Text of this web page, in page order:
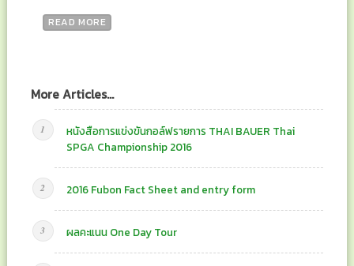
READ MORE
More Articles...
หนังสือการแข่งขันกอล์ฟรายการ THAI BAUER Thai
SPGA Championship 2016
2016 Fubon Fact Sheet and entry form
ผลคะแนน One Day Tour